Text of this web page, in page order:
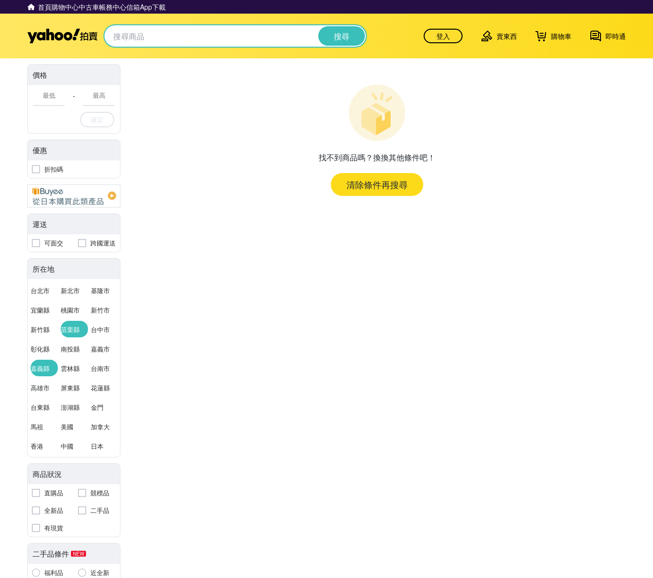
首頁購物中心中古車帳務中心信箱App下載
Yahoo拍賣 搜尋 登入 賣東西 購物車 即時通
價格
-
確定
優惠
折扣碼
運送
可面交 跨國運送
所在地
台北市 新北市 基隆市
宜蘭縣 桃園市 新竹市
新竹縣 苗栗縣 台中市
彰化縣 南投縣 嘉義市
嘉義縣 雲林縣 台南市
高雄市 屏東縣 花蓮縣
台東縣 澎湖縣 金門
馬祖 美國 加拿大
香港 中國 日本
商品狀況
直購品
競標品
全新品
二手品
有現貨
二手品條件 NEW
福利品
近全新
找不到商品嗎？換換其他條件吧！
清除條件再搜尋